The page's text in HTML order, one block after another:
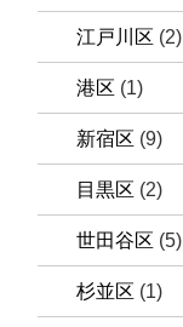
江戸川区 (2)
港区 (1)
新宿区 (9)
目黒区 (2)
世田谷区 (5)
杉並区 (1)